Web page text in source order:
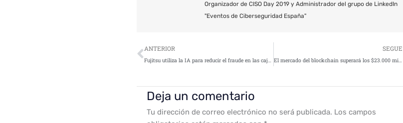
Organizador de CISO Day 2019 y Administrador del grupo de LinkedIn
"Eventos de Ciberseguridad España"
Ant
ANTERIOR
Fujitsu utiliza la IA para reducir el fraude en las cajas de autoservicio del sector Retail
SEGUE
El mercado del blockchain superará los $23.000 millones en 2023 gracias al ecommerce
Deja un comentario
Tu dirección de correo electrónico no será publicada. Los campos